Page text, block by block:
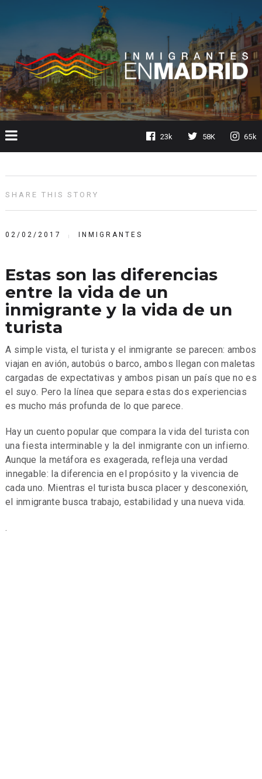
23k 58K 65k
SHARE THIS STORY
02/02/2017 INMIGRANTES
Estas son las diferencias
entre la vida de un
inmigrante y la vida de un
turista
A simple vista, el turista y el inmigrante se parecen: ambos
viajan en avión, autobús o barco, ambos llegan con maletas
cargadas de expectativas y ambos pisan un país que no es
el suyo. Pero la línea que separa estas dos experiencias
es mucho más profunda de lo que parece.
Hay un cuento popular que compara la vida del turista con
una fiesta interminable y la del inmigrante con un infierno.
Aunque la metáfora es exagerada, refleja una verdad
innegable: la diferencia en el propósito y la vivencia de
cada uno. Mientras el turista busca placer y desconexión,
el inmigrante busca trabajo, estabilidad y una nueva vida.
.